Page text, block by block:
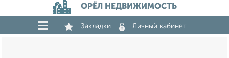
ОРЁЛ НЕДВИЖИМОСТЬ
Закладки Личный кабинет